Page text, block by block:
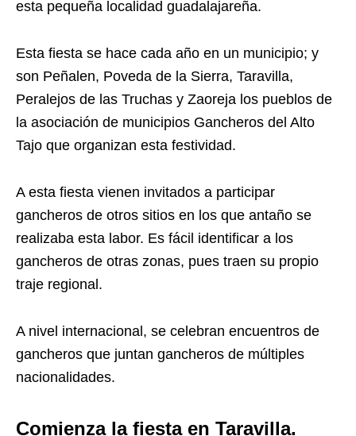
esta pequeña localidad guadalajareña.
Esta fiesta se hace cada año en un municipio; y
son Peñalen, Poveda de la Sierra, Taravilla,
Peralejos de las Truchas y Zaoreja los pueblos de
la asociación de municipios Gancheros del Alto
Tajo que organizan esta festividad.
A esta fiesta vienen invitados a participar
gancheros de otros sitios en los que antaño se
realizaba esta labor. Es fácil identificar a los
gancheros de otras zonas, pues traen su propio
traje regional.
A nivel internacional, se celebran encuentros de
gancheros que juntan gancheros de múltiples
nacionalidades.
Comienza la fiesta en Taravilla.